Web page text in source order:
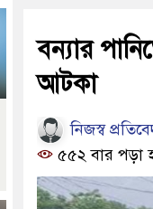
বন্যার
আটকা
নিজস্ব
৫৫২ বার পড়া